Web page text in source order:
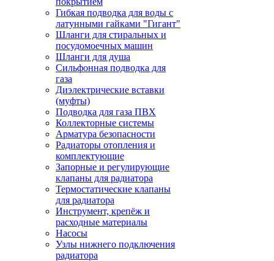
Гибкая подводка для воды с
латунными гайками "Гигант"
Шланги для стиральных и
посудомоечных машин
Шланги для душа
Сильфонная подводка для
газа
Диэлектрические вставки
(муфты)
Подводка для газа ПВХ
Коллекторные системы
Арматура безопасности
Радиаторы отопления и
комплектующие
Запорные и регулирующие
клапаны для радиатора
Термостатические клапаны
для радиатора
Инструмент, крепёж и
расходные материалы
Насосы
Узлы нижнего подключения
радиатора